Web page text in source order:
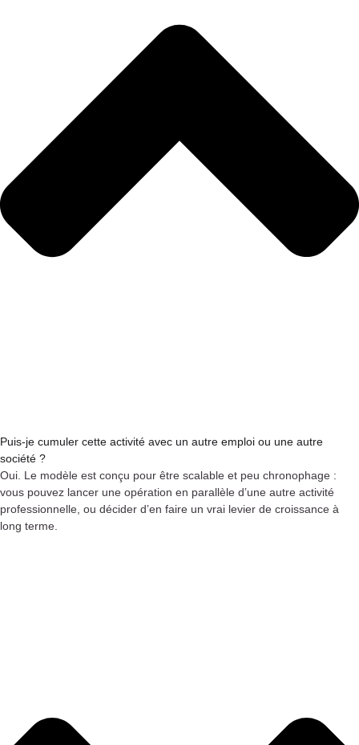
Puis-je cumuler cette activité avec un autre emploi ou une autre
société ?
Oui. Le modèle est conçu pour être scalable et peu chronophage :
vous pouvez lancer une opération en parallèle d’une autre activité
professionnelle, ou décider d’en faire un vrai levier de croissance à
long terme.